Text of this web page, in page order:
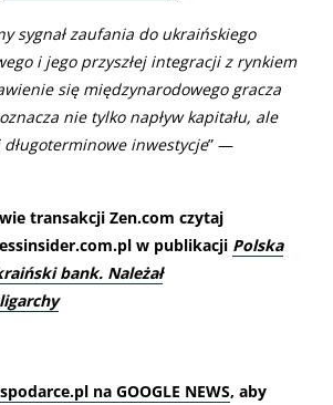
sygnał zaufania do ukraińskiego
i jego przyszłej integracji z rynkiem
się międzynarodowego gracza
nie tylko napływ kapitału, ale
inwestycje” —
transakcji Zen.com czytaj
w publikacji Polska
bank. Należał
na GOOGLE NEWS, aby